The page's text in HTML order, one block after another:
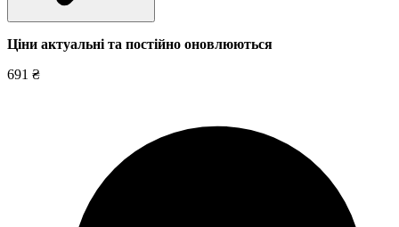
Ціни актуальні та постійно оновлюються
691 ₴